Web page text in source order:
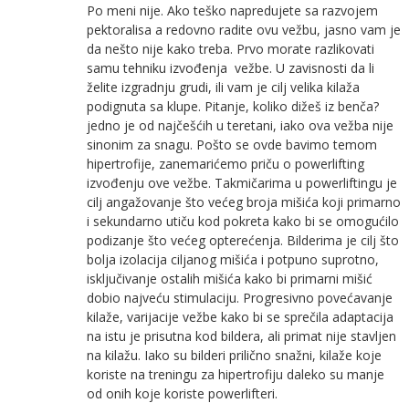
Po meni nije. Ako teško napredujete sa razvojem
pektoralisa a redovno radite ovu vežbu, jasno vam je
da nešto nije kako treba. Prvo morate razlikovati
samu tehniku izvođenja vežbe. U zavisnosti da li
želite izgradnju grudi, ili vam je cilj velika kilaža
podignuta sa klupe. Pitanje, koliko dižeš iz benča?
jedno je od najčešćih u teretani, iako ova vežba nije
sinonim za snagu. Pošto se ovde bavimo temom
hipertrofije, zanemarićemo priču o powerlifting
izvođenju ove vežbe. Takmičarima u powerliftingu je
cilj angažovanje što većeg broja mišića koji primarno
i sekundarno utiču kod pokreta kako bi se omogućilo
podizanje što većeg opterećenja. Bilderima je cilj što
bolja izolacija ciljanog mišića i potpuno suprotno,
isključivanje ostalih mišića kako bi primarni mišić
dobio najveću stimulaciju. Progresivno povećavanje
kilaže, varijacije vežbe kako bi se sprečila adaptacija
na istu je prisutna kod bildera, ali primat nije stavljen
na kilažu. Iako su bilderi prilično snažni, kilaže koje
koriste na treningu za hipertrofiju daleko su manje
od onih koje koriste powerlifteri.